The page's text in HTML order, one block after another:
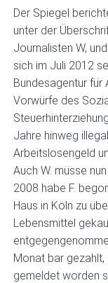
Der Spiegel
unter der
Journalisten W,
sich im Juli 2012
Bundesagentur für
Vorwürfe des
Jahre hinweg
Arbeitslosengeld
Auch W. müsse
2008 habe F.
Haus in Köln zu
Lebensmittel
Monat bar
gemeldet worden